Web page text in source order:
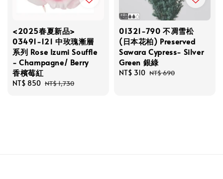
<2025春夏新品>
03491-121 中玫瑰漸層
系列 Rose Izumi Souffle
- Champagne/ Berry
香檳莓紅
Sale
NT$ 850 Regular
NT$ 1,730
01321-790 不凋雪松
(日本花柏) Preserved
Sawara Cypress- Silver
Green 銀綠
Sale
NT$ 310 Regular
NT$ 690